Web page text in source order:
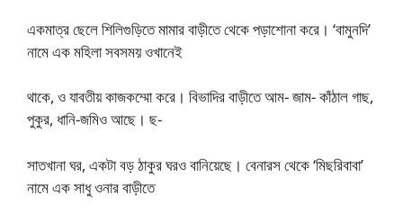
একমাত্র ছেলে শিলিগুড়িতে মামার বাড়ীতে থেকে পড়াশোনা করে। ‘বামুনদি’
নামে এক মহিলা সবসময় ওখানেই
থাকে, ও যাবতীয় কাজকম্মো করে। বিভাদির বাড়ীতে আম- জাম- কাঁঠাল গাছ,
পুকুর, ধানি-জমিও আছে। ছ-
সাতখানা ঘর, একটা বড় ঠাকুর ঘরও বানিয়েছে। বেনারস থেকে ‘মিছরিবাবা’
নামে এক সাধু ওনার বাড়ীতে